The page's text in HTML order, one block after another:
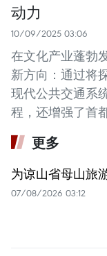
动力
10/09/2025 03:06
在文化产业蓬勃
新方向：通过将
现代公共交通系
程，还增强了首
更多
为谅山省母山旅
07/08/2026 03:12